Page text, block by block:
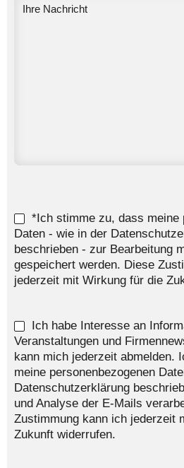
*Ich stimme zu, dass meine
Daten - wie in der
beschrieben - zur Bearbeitung
gespeichert werden. Diese
jederzeit mit Wirkung für die
Ich habe Interesse an
Veranstaltungen und
kann mich jederzeit abmelden.
meine personenbezogenen
Datenschutzerklärung
und Analyse der E-Mails
Zustimmung kann ich jederzeit
Zukunft widerrufen.